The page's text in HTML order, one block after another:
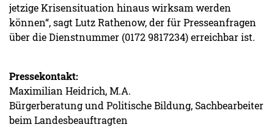
jetzige Krisensituation hinaus wirksam werden
können“, sagt Lutz Rathenow, der für Presseanfragen
über die Dienstnummer (0172 9817234) erreichbar ist.
Pressekontakt:
Maximilian Heidrich, M.A.
Bürgerberatung und Politische Bildung, Sachbearbeiter
beim Landesbeauftragten